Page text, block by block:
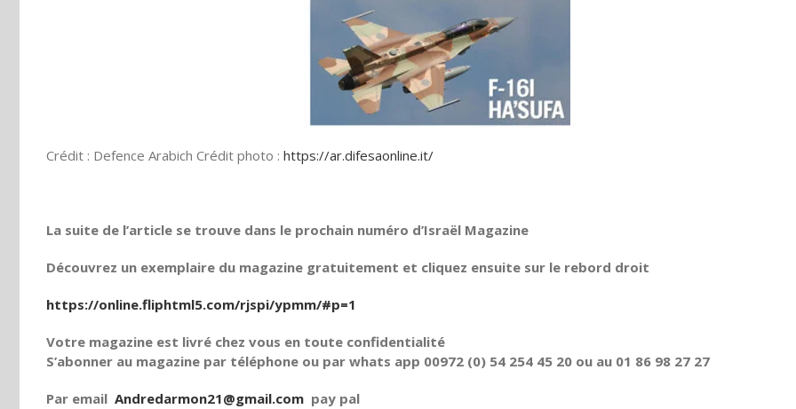
Crédit : Defence Arabich Crédit photo : https://ar.difesaonline.it/
La suite de l’article se trouve dans le prochain numéro d’Israël Magazine
Découvrez un exemplaire du magazine gratuitement et cliquez ensuite sur le rebord droit
https://online.fliphtml5.com/rjspi/ypmm/#p=1
Votre magazine est livré chez vous en toute confidentialité
S’abonner au magazine par téléphone ou par whats app 00972 (0) 54 254 45 20 ou au 01 86 98 27 27
Par email Andredarmon21@gmail.com pay pal